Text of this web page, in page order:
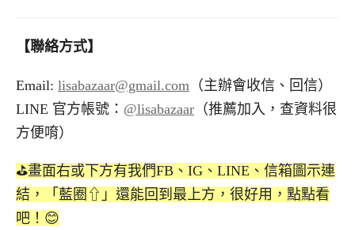
【聯絡方式】
Email: lisabazaar@gmail.com （主辦會收信、回信）
LINE 官方帳號： @lisabazaar （推薦加入，查資料很
方便唷）
⛳️畫面右或下方有我們FB、IG、LINE、信箱圖示連
結，「藍圈⇧」還能回到最上方，很好用，點點看
吧！😊